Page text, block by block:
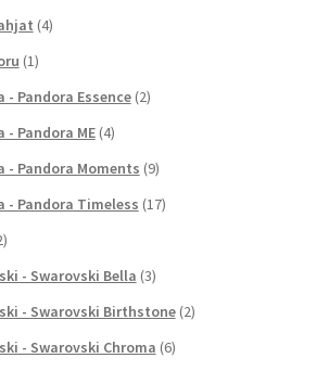
(4)
(1)
- Pandora Essence (2)
- Pandora ME (4)
- Pandora Moments (9)
- Pandora Timeless (17)
- Swarovski Bella (3)
- Swarovski Birthstone (2)
- Swarovski Chroma (6)